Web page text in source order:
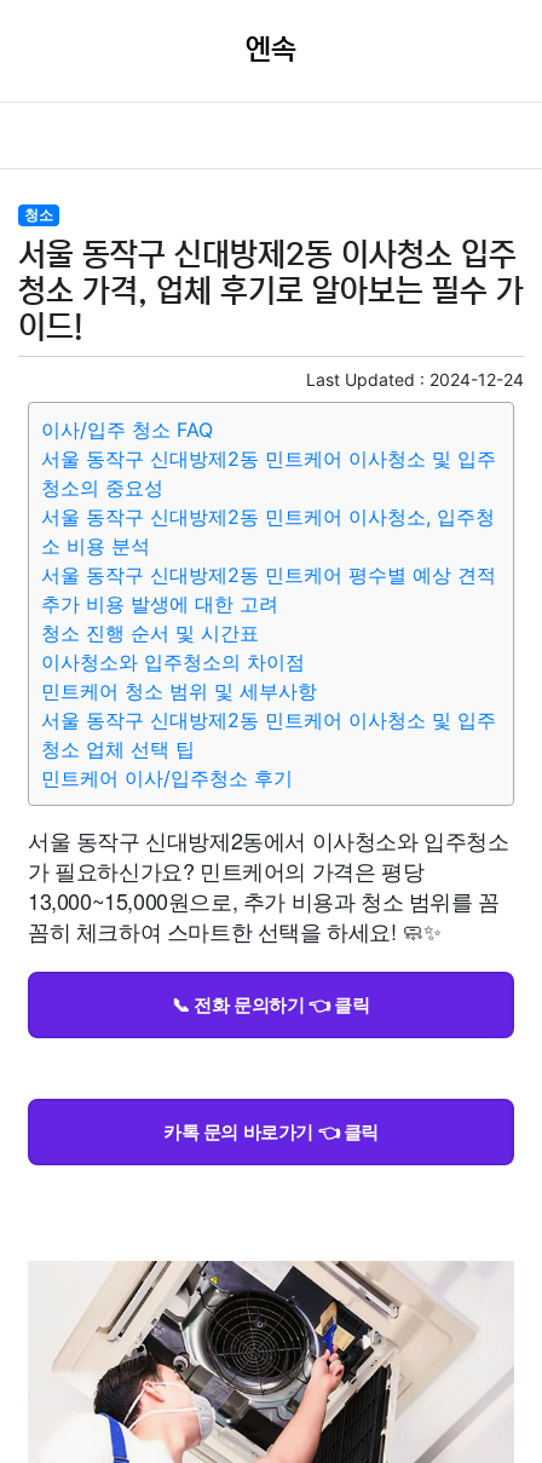
엔속
청소
서울 동작구 신대방제2동 이사청소 입주
청소 가격, 업체 후기로 알아보는 필수 가
이드!
Last Updated : 2024-12-24
이사/입주 청소 FAQ
서울 동작구 신대방제2동 민트케어 이사청소 및 입주
청소의 중요성
서울 동작구 신대방제2동 민트케어 이사청소, 입주청
소 비용 분석
서울 동작구 신대방제2동 민트케어 평수별 예상 견적
추가 비용 발생에 대한 고려
청소 진행 순서 및 시간표
이사청소와 입주청소의 차이점
민트케어 청소 범위 및 세부사항
서울 동작구 신대방제2동 민트케어 이사청소 및 입주
청소 업체 선택 팁
민트케어 이사/입주청소 후기
서울 동작구 신대방제2동에서 이사청소와 입주청소
가 필요하신가요? 민트케어의 가격은 평당
13,000~15,000원으로, 추가 비용과 청소 범위를 꼼
꼼히 체크하여 스마트한 선택을 하세요! 🧼✨
📞 전화 문의하기 👈 클릭
카톡 문의 바로가기 👈 클릭